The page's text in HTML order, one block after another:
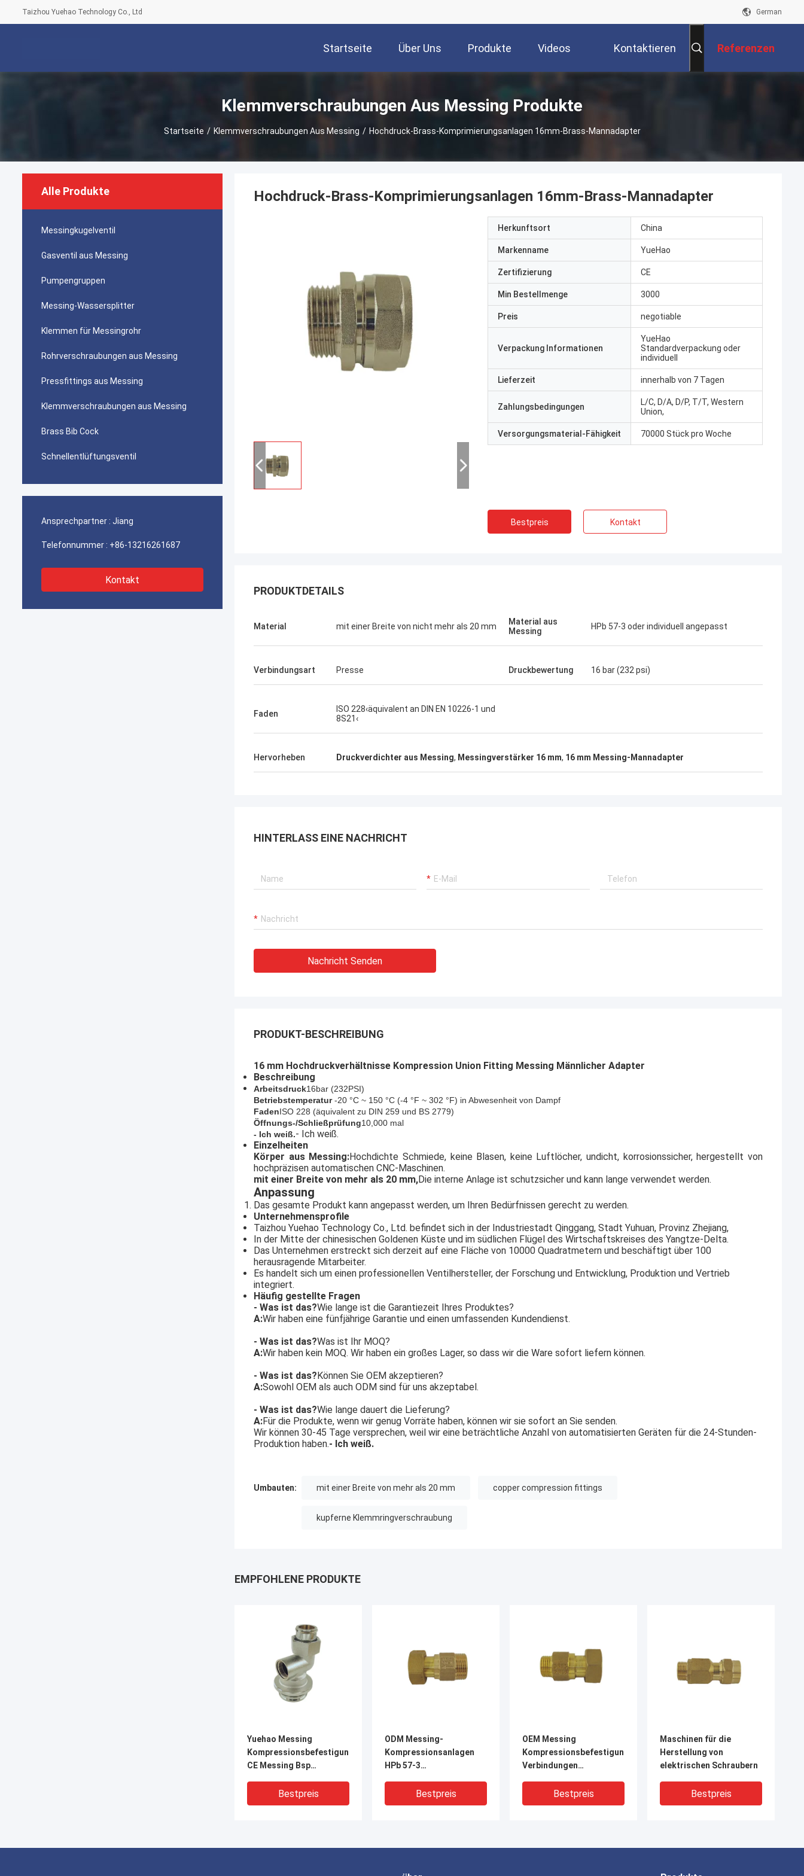
Taizhou Yuehao Technology Co., Ltd German
Startseite Über Uns Produkte Videos Kontaktieren Referenzen
Klemmverschraubungen Aus Messing Produkte
Startseite / Klemmverschraubungen Aus Messing / Hochdruck-Brass-Komprimierungsanlagen 16mm-Brass-Mannadapter
Alle Produkte
Messingkugelventil
Gasventil aus Messing
Pumpengruppen
Messing-Wassersplitter
Klemmen für Messingrohr
Rohrverschraubungen aus Messing
Pressfittings aus Messing
Klemmverschraubungen aus Messing
Brass Bib Cock
Schnellentlüftungsventil
Ansprechpartner : Jiang
Telefonnummer : +86-13216261687
Kontakt
Hochdruck-Brass-Komprimierungsanlagen 16mm-Brass-Mannadapter
Herkunftsort China
Markenname YueHao
Zertifizierung CE
Min Bestellmenge 3000
Preis negotiable
Verpackung Informationen
YueHao
Standardverpackung oder
individuell
Lieferzeit innerhalb von 7 Tagen
Zahlungsbedingungen
L/C, D/A, D/P, T/T, Western
Union,
Versorgungsmaterial-Fähigkeit 70000 Stück pro Woche
Bestpreis Kontakt
PRODUKTDETAILS
Material mit einer Breite von nicht mehr als 20 mm
Material aus
Messing
HPb 57-3 oder individuell angepasst
Verbindungsart Presse Druckbewertung 16 bar (232 psi)
Faden
ISO 228‹äquivalent an DIN EN 10226-1 und
8S21‹
Hervorheben Druckverdichter aus Messing, Messingverstärker 16 mm, 16 mm Messing-Mannadapter
HINTERLASS EINE NACHRICHT
Nachricht Senden
PRODUKT-BESCHREIBUNG
16 mm Hochdruckverhältnisse Kompression Union Fitting Messing Männlicher Adapter
Beschreibung
Arbeitsdruck16bar (232PSI)
Betriebstemperatur -20 °C ~ 150 °C (-4 °F ~ 302 °F) in Abwesenheit von Dampf
FadenISO 228 (äquivalent zu DIN 259 und BS 2779)
Öffnungs-/Schließprüfung10,000 mal
- Ich weiß.- Ich weiß.
Einzelheiten
Körper aus Messing:Hochdichte Schmiede, keine Blasen, keine Luftlöcher, undicht, korrosionssicher, hergestellt von
hochpräzisen automatischen CNC-Maschinen.
mit einer Breite von mehr als 20 mm,Die interne Anlage ist schutzsicher und kann lange verwendet werden.
Anpassung
Das gesamte Produkt kann angepasst werden, um Ihren Bedürfnissen gerecht zu werden.
Unternehmensprofile
Taizhou Yuehao Technology Co., Ltd. befindet sich in der Industriestadt Qinggang, Stadt Yuhuan, Provinz Zhejiang,
In der Mitte der chinesischen Goldenen Küste und im südlichen Flügel des Wirtschaftskreises des Yangtze-Delta.
Das Unternehmen erstreckt sich derzeit auf eine Fläche von 10000 Quadratmetern und beschäftigt über 100
herausragende Mitarbeiter.
Es handelt sich um einen professionellen Ventilhersteller, der Forschung und Entwicklung, Produktion und Vertrieb
integriert.
Häufig gestellte Fragen
- Was ist das?Wie lange ist die Garantiezeit Ihres Produktes?
A:Wir haben eine fünfjährige Garantie und einen umfassenden Kundendienst.
- Was ist das?Was ist Ihr MOQ?
A:Wir haben kein MOQ. Wir haben ein großes Lager, so dass wir die Ware sofort liefern können.
- Was ist das?Können Sie OEM akzeptieren?
A:Sowohl OEM als auch ODM sind für uns akzeptabel.
- Was ist das?Wie lange dauert die Lieferung?
A:Für die Produkte, wenn wir genug Vorräte haben, können wir sie sofort an Sie senden.
Wir können 30-45 Tage versprechen, weil wir eine beträchtliche Anzahl von automatisierten Geräten für die 24-Stunden-
Produktion haben.- Ich weiß.
Umbauten: mit einer Breite von mehr als 20 mm copper compression fittings
kupferne Klemmringverschraubung
EMPFOHLENE PRODUKTE
Yuehao Messing
Kompressionsbefestigungen
CE Messing Bsp
VerbindungBestpreis
ODM Messing-
Kompressionsanlagen
HPb 57-3
Bestpreis
OEM Messing
Kompressionsbefestigungen
Verbindungen
Bestpreis
Maschinen für die
Herstellung von
elektrischen Schraubern
Bestpreis